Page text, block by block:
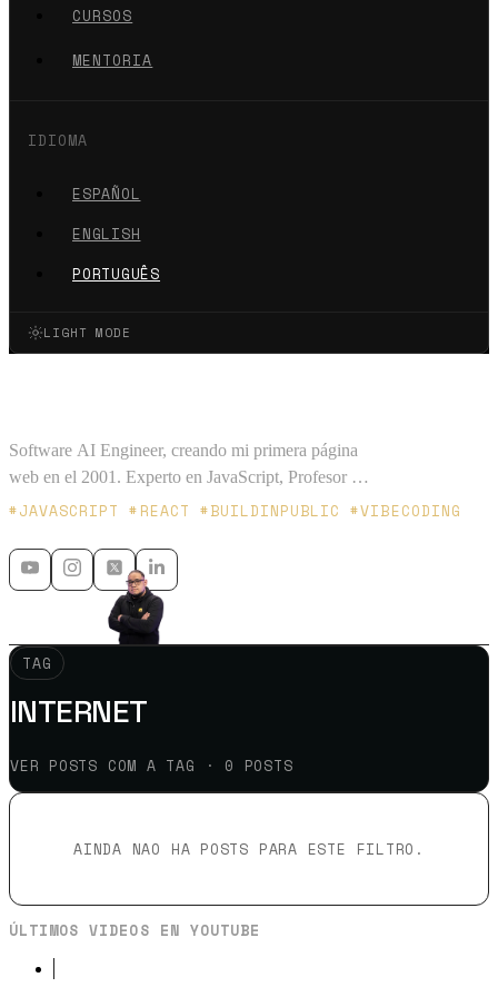
CURSOS
MENTORIA
IDIOMA
ESPAÑOL
ENGLISH
PORTUGUÊS
LIGHT MODE
Software AI Engineer, creando mi primera página
web en el 2001. Experto en JavaScript, Profesor en
Platzi y Microsoft MVP - 🇲🇽 🇨🇴
#JAVASCRIPT #REACT #BUILDINPUBLIC #VIBECODING
TAG
INTERNET
VER POSTS COM A TAG · 0 POSTS
AINDA NAO HA POSTS PARA ESTE FILTRO.
ÚLTIMOS VIDEOS EN YOUTUBE